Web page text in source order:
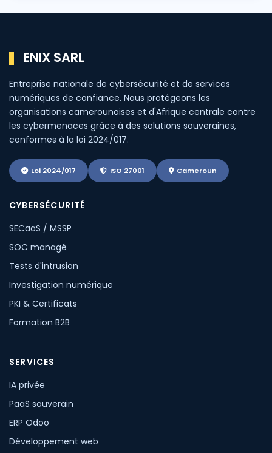
ENIX SARL
Entreprise nationale de cybersécurité et de services
numériques de confiance. Nous protégeons les
organisations camerounaises et d'Afrique centrale contre
les cybermenaces grâce à des solutions souveraines,
conformes à la loi 2024/017.
Loi 2024/017 ISO 27001 Cameroun
CYBERSÉCURITÉ
SECaaS / MSSP
SOC managé
Tests d'intrusion
Investigation numérique
PKI & Certificats
Formation B2B
SERVICES
IA privée
PaaS souverain
ERP Odoo
Développement web